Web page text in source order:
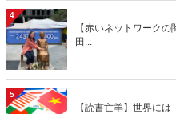
4
【赤いネットワーク
田...
5
【読書亡羊】世界に